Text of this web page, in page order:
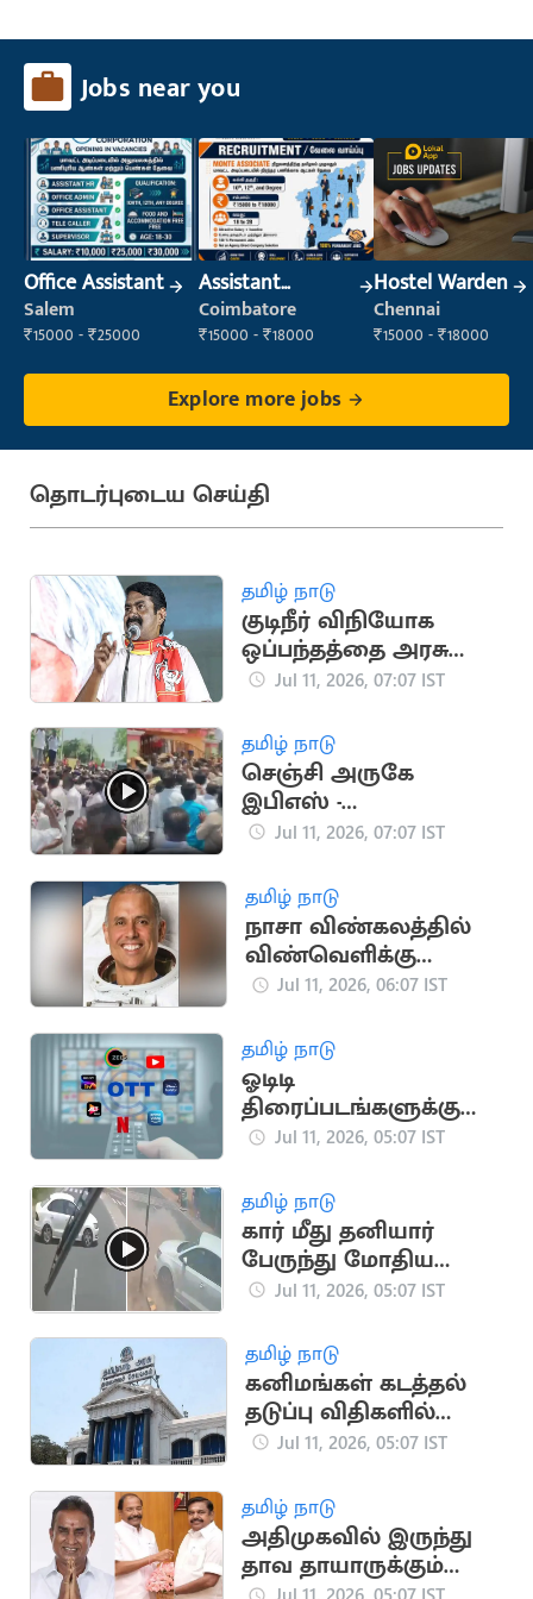
Jobs near you
Office Assistant
Salem
₹15000 - ₹25000
Assistant
Manager
Coimbatore
₹15000 - ₹18000
Hostel Warden
Chennai
₹15000 - ₹18000
Explore more jobs
தொடர்புடைய செய்தி
தமிழ் நாடு
குடிநீர் விநியோக
ஒப்பந்தத்தை அரசு
திரும்ப பெற சீமான்
Jul 11, 2026, 07:07 IST
தமிழ் நாடு
செஞ்சி அருகே
இபிஎஸ் -
சி.வி.சண்முகம் தரப்பு
மோதலால் பரபரப்பு
Jul 11, 2026, 07:07 IST
தமிழ் நாடு
நாசா விண்கலத்தில்
விண்வெளிக்கு
செல்லும் இந்திய
Jul 11, 2026, 06:07 IST
தமிழ் நாடு
ஓடிடி
திரைப்படங்களுக்கு
தணிக்கை? மத்திய
ஆலோசனை
Jul 11, 2026, 05:07 IST
தமிழ் நாடு
கார் மீது தனியார்
பேருந்து மோதிய
பதறவைக்கும் வீடியோ
Jul 11, 2026, 05:07 IST
தமிழ் நாடு
கனிமங்கள் கடத்தல்
தடுப்பு விதிகளில்
தமிழக அரசு திருத்தம்
Jul 11, 2026, 05:07 IST
தமிழ் நாடு
அதிமுகவில் இருந்து
தாவ தாயாருக்கும்